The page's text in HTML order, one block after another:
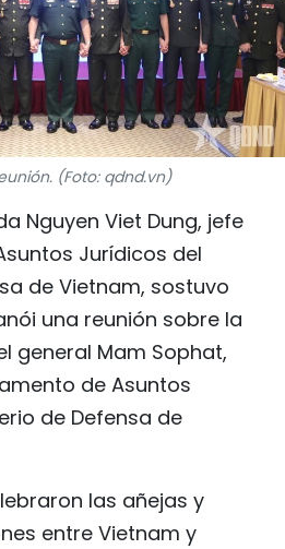
SOMOS?
VIỆT
(Foto: qdnd.vn)
Nguyen Viet Dung, jefe
Jurídicos del
de Vietnam, sostuvo
una reunión sobre la
general Mam Sophat,
de Asuntos
de Defensa de
las añejas y
entre Vietnam y